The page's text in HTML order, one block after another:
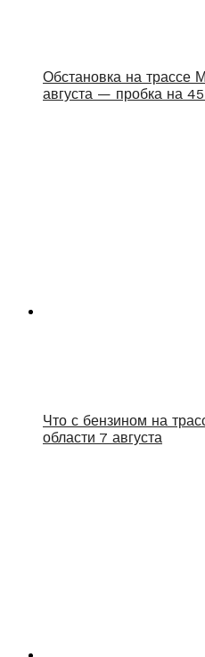
Обстановка на трассе
августа — пробка на
Что с бензином на
области 7 августа